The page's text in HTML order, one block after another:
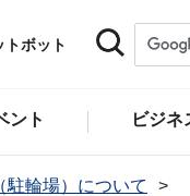
トボット
ント ビジネ
駐輪場）について